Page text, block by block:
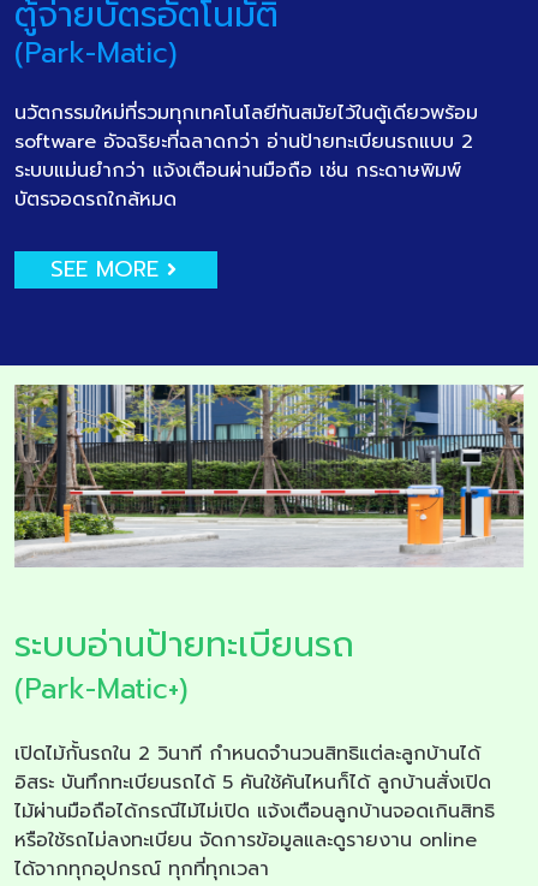
ตู้จ่ายบัตรอัตโนมัติ
(Park-Matic)
นวัตกรรมใหม่ที่รวมทุกเทคโนโลยีทันสมัยไว้ในตู้เดียวพร้อม
software อัจฉริยะที่ฉลาดกว่า อ่านป้ายทะเบียนรถแบบ 2
ระบบแม่นยำกว่า แจ้งเตือนผ่านมือถือ เช่น กระดาษพิมพ์
บัตรจอดรถใกล้หมด
SEE MORE
ระบบอ่านป้ายทะเบียนรถ
(Park-Matic+)
เปิดไม้กั้นรถใน 2 วินาที กำหนดจำนวนสิทธิแต่ละลูกบ้านได้
อิสระ บันทึกทะเบียนรถได้ 5 คันใช้คันไหนก็ได้ ลูกบ้านสั่งเปิด
ไม้ผ่านมือถือได้กรณีไม้ไม่เปิด แจ้งเตือนลูกบ้านจอดเกินสิทธิ
หรือใช้รถไม่ลงทะเบียน จัดการข้อมูลและดูรายงาน online
ได้จากทุกอุปกรณ์ ทุกที่ทุกเวลา